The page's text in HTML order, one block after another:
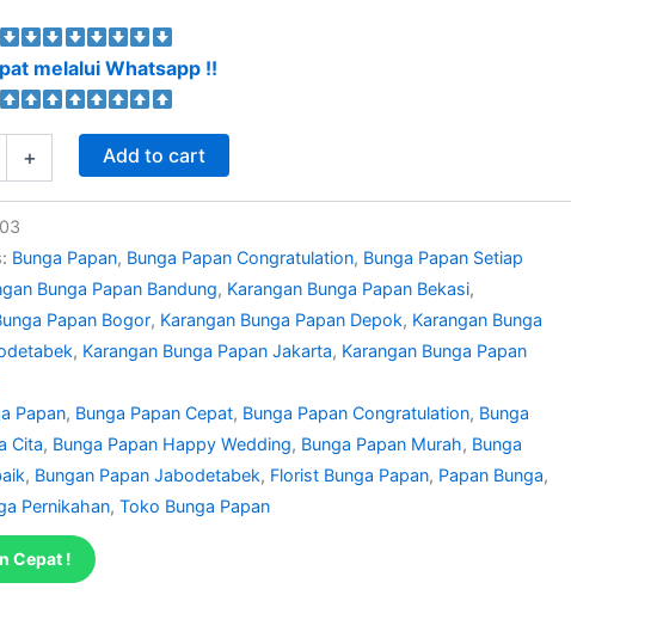
melalui Whatsapp !!
+ Add to cart
Bunga Papan, Bunga Papan Congratulation, Bunga Papan Setiap
Bunga Papan Bandung, Karangan Bunga Papan Bekasi,
Papan Bogor, Karangan Bunga Papan Depok, Karangan Bunga
, Karangan Bunga Papan Jakarta, Karangan Bunga Papan
Papan, Bunga Papan Cepat, Bunga Papan Congratulation, Bunga
Cita, Bunga Papan Happy Wedding, Bunga Papan Murah, Bunga
, Bungan Papan Jabodetabek, Florist Bunga Papan, Papan Bunga,
Pernikahan, Toko Bunga Papan
Cepat !